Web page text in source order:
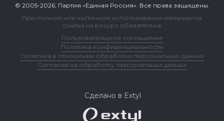
© 2005-2026, Партия «Единая Россия». Все права защищены.
При полном или частичном использовании материалов
ссылка на ресурс обязательна.
Пользовательское соглашение
Политика конфиденциальности
Политика в отношении обработки персональных данных
Согласие на обработку персональных данных
Сделано в Extyl